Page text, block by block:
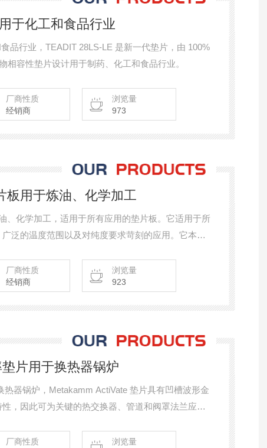
于化工和食品行业
品行业，TEADIT 28LS-LE 是新一代垫片，由 100%
相容性垫片设计用于制药、化工和食品行业。
厂商性质
经销商
浏览量
973
板用于炼油、化学加工
、化学加工，适用于所有应用的垫片板。它适用于所
泛的温度范围以及对纯度要求苛刻的应用。它本质
厂商性质
经销商
浏览量
923
片用于换热器锅炉
器锅炉，Metakamm ActiVate 垫片具有凹槽波形金
，因此可为关键的热交换器、管道和阀罩法兰应用
厂商性质
浏览量